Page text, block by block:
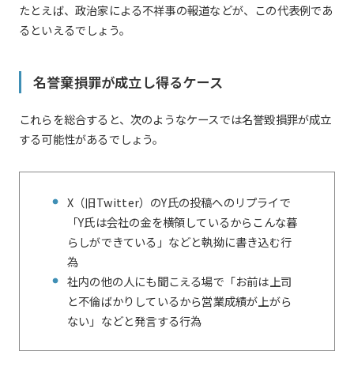
たとえば、政治家による不祥事の報道などが、この代表例であ
るといえるでしょう。
名誉棄損罪が成立し得るケース
これらを総合すると、次のようなケースでは名誉毀損罪が成立
する可能性があるでしょう。
X（旧Twitter）のY氏の投稿へのリプライで
「Y氏は会社の金を横領しているからこんな暮
らしができている」などと執拗に書き込む行
為
社内の他の人にも聞こえる場で「お前は上司
と不倫ばかりしているから営業成績が上がら
ない」などと発言する行為